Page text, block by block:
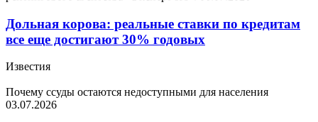
Дольная корова: реальные ставки по кредитам
все еще достигают 30% годовых
Известия
Почему ссуды остаются недоступными для населения
03.07.2026